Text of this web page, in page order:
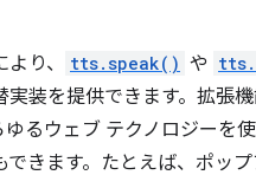
り、 tts.speak() や
装を提供できます。拡張
るウェブ テクノロジーを
きます。たとえば、ポッ